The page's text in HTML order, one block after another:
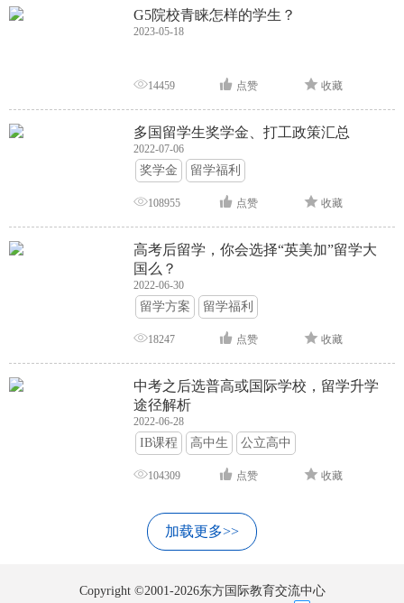
G5院校青睐怎样的学生？
2023-05-18
14459 点赞 收藏
多国留学生奖学金、打工政策汇总
2022-07-06
奖学金 留学福利
108955 点赞 收藏
高考后留学，你会选择“英美加”留学大
国么？
2022-06-30
留学方案 留学福利
18247 点赞 收藏
中考之后选普高或国际学校，留学升学
途径解析
2022-06-28
IB课程 高中生 公立高中
104309 点赞 收藏
加载更多>>
Copyright ©2001-2026东方国际教育交流中心